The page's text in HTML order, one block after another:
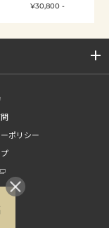
¥30,800 -
ポリシー